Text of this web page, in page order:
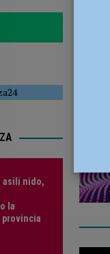
–
asili nido,
la